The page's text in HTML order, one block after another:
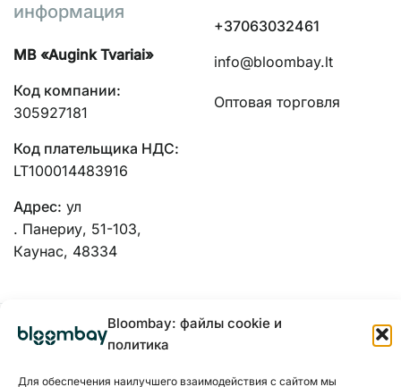
Bloombay: файлы cookie и
политика
Для обеспечения наилучшего взаимодействия с сайтом мы
информация
MB «Augink Tvariai»
Код компании:
305927181
Код плательщика НДС:
LT100014483916
Адрес: ул
. Панериу, 51-103,
Каунас, 48334
+37063032461
info@bloombay.lt
Оптовая торговля